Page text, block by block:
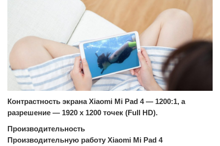
Контрастность экрана Xiaomi Mi Pad 4 — 1200:1, а
разрешение — 1920 х 1200 точек (Full HD).
Производительность
Производительную работу Xiaomi Mi Pad 4